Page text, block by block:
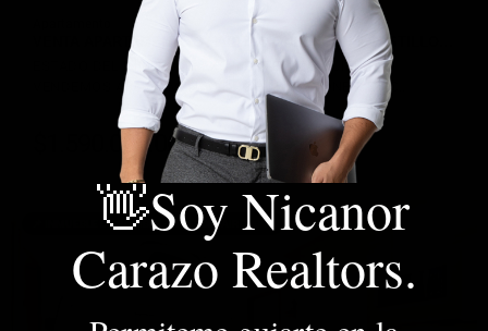
VENTA APARTAMENTO 3 HABITACIONES ICON 8 CASTILLO…
ESTADO DEL INMUEBLE: EXCELENTE | ¿LO QUIERES?
VENDEMOS APARTAMENTO DE 3 HABITACIONES EN C…
$1.590.000.000COP
📌 INMUEBLE DISPONIBLE - FRIENDLY AIRBNB 📍
👋Soy Nicanor
Carazo Realtors.